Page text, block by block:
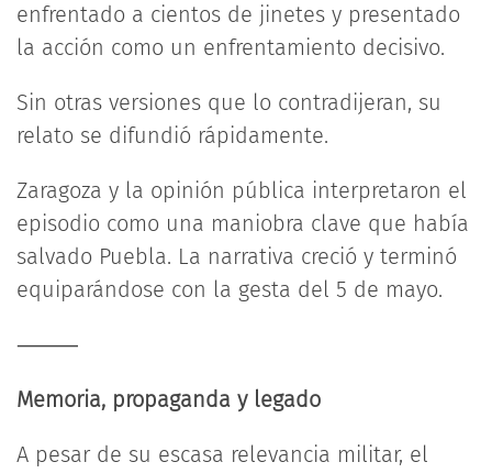
enfrentado a cientos de jinetes y presentado
la acción como un enfrentamiento decisivo.
Sin otras versiones que lo contradijeran, su
relato se difundió rápidamente.
Zaragoza y la opinión pública interpretaron el
episodio como una maniobra clave que había
salvado Puebla. La narrativa creció y terminó
equiparándose con la gesta del 5 de mayo.
⸻
Memoria, propaganda y legado
A pesar de su escasa relevancia militar, el